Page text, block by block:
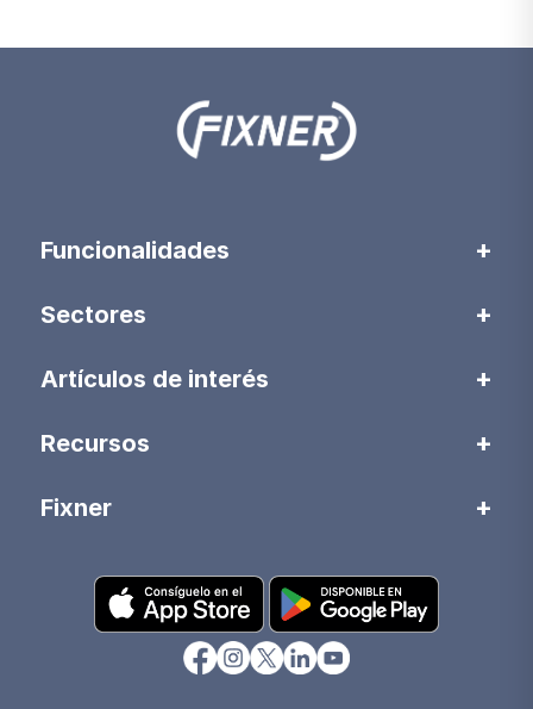
Funcionalidades
Sectores
Artículos de interés
Recursos
Fixner